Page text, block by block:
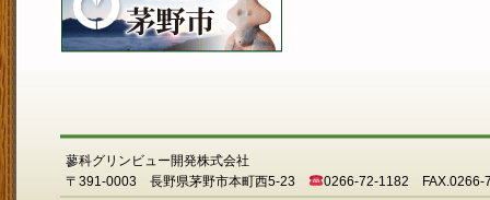
蓼科グリンビュー開発株式会社
〒391-0003 長野県茅野市本町西5-23
0266-72-1182 FAX.0266-